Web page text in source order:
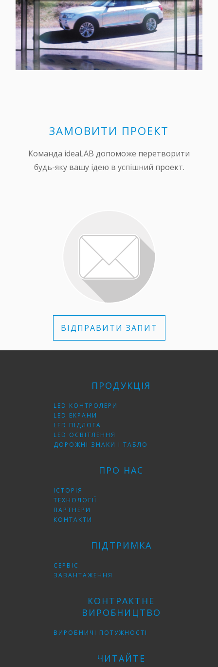
ЗАМОВИТИ ПРОЕКТ
Команда ideaLAB допоможе перетворити
будь-яку вашу ідею в успішний проект.
ВІДПРАВИТИ ЗАПИТ
ПРОДУКЦІЯ
LED КОНТРОЛЕРИ
LED ЕКРАНИ
LED ПІДЛОГА
LED ОСВІТЛЕННЯ
ДОРОЖНІ ЗНАКИ І ТАБЛО
ПРО НАС
ІСТОРІЯ
ТЕХНОЛОГІЇ
ПАРТНЕРИ
КОНТАКТИ
ПІДТРИМКА
СЕРВІС
ЗАВАНТАЖЕННЯ
КОНТРАКТНЕ
ВИРОБНИЦТВО
ВИРОБНИЧІ ПОТУЖНОСТІ
ЧИТАЙТЕ